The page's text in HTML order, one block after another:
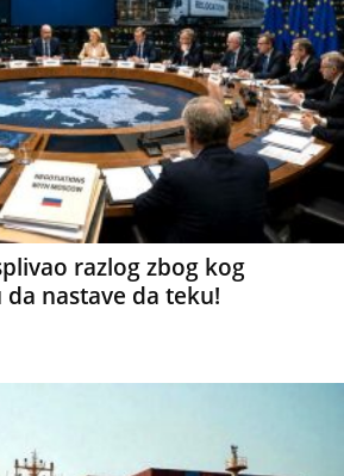
razlog zbog kog
nastave da teku!